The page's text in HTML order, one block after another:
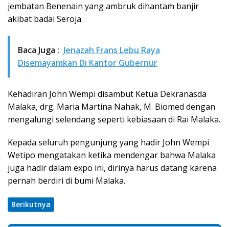
jembatan Benenain yang ambruk dihantam banjir
akibat badai Seroja.
Baca Juga : Jenazah Frans Lebu Raya
Disemayamkan Di Kantor Gubernur
Kehadiran John Wempi disambut Ketua Dekranasda
Malaka, drg. Maria Martina Nahak, M. Biomed dengan
mengalungi selendang seperti kebiasaan di Rai Malaka.
Kepada seluruh pengunjung yang hadir John Wempi
Wetipo mengatakan ketika mendengar bahwa Malaka
juga hadir dalam expo ini, dirinya harus datang karena
pernah berdiri di bumi Malaka.
Berikutnya